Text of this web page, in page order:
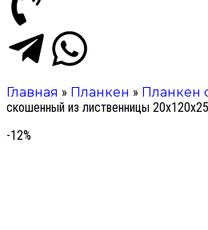
Главная » Планкен » Планкен
скошенный из лиственницы
-12%